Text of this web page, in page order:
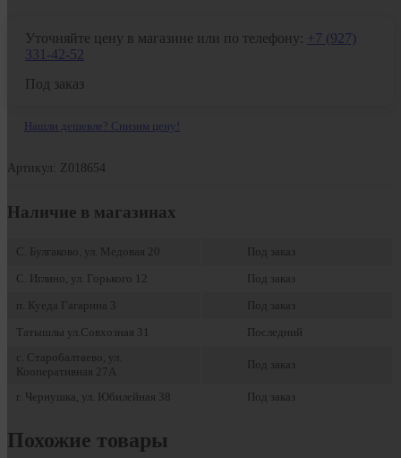
Уточняйте цену в магазине или по телефону: +7 (927)
331-42-52
Под заказ
Нашли дешевле? Снизим цену!
Артикул: Z018654
Наличие в магазинах
С. Булгаково, ул. Медовая 20
Под заказ
С. Иглино, ул. Горького 12
Под заказ
п. Куеда Гагарина 3
Под заказ
Татышлы ул.Совхозная 31
Последний
с. Старобалтаево, ул.
Кооперативная 27А
Под заказ
г. Чернушка, ул. Юбилейная 38 Под заказ
Похожие товары